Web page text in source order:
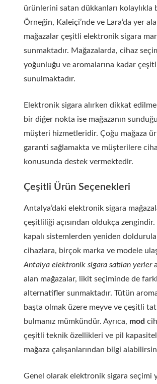
ürünlerini satan dükkanları kolaylıkla
Örneğin, Kaleiçi’nde ve Lara’da yer
mağazalar çeşitli elektronik sigara
sunmaktadır. Mağazalarda, cihaz
yoğunluğu ve aromalarına kadar
sunulmaktadır.
Elektronik sigara alırken dikkat
bir diğer nokta ise mağazanın
müşteri hizmetleridir. Çoğu mağaza
garanti sağlamakta ve müşterilere
konusunda destek vermektedir.
Çeşitli Ürün Seçenekleri
Antalya’daki elektronik sigara
çeşitliliği açısından oldukça zengindir.
kapalı sistemlerden yeniden
cihazlara, birçok marka ve modele
Antalya elektronik sigara satılan yerler
alan mağazalar, likit seçiminde de
alternatifler sunmaktadır. Tütün
başta olmak üzere meyve ve çeşitli
bulmanız mümkündür. Ayrıca, mod
çeşitli teknik özellikleri ve pil
mağaza çalışanlarından bilgi
Genel olarak elektronik sigara seçimi